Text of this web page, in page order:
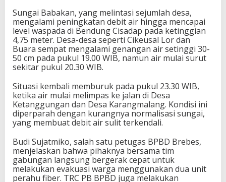
Sungai Babakan, yang melintasi sejumlah desa,
mengalami peningkatan debit air hingga mencapai
level waspada di Bendung Cisadap pada ketinggian
4,75 meter. Desa-desa seperti Cikeusal Lor dan
Buara sempat mengalami genangan air setinggi 30-
50 cm pada pukul 19.00 WIB, namun air mulai surut
sekitar pukul 20.30 WIB.
Situasi kembali memburuk pada pukul 23.30 WIB,
ketika air mulai melimpas ke jalan di Desa
Ketanggungan dan Desa Karangmalang. Kondisi ini
diperparah dengan kurangnya normalisasi sungai,
yang membuat debit air sulit terkendali.
Budi Sujatmiko, salah satu petugas BPBD Brebes,
menjelaskan bahwa pihaknya bersama tim
gabungan langsung bergerak cepat untuk
melakukan evakuasi warga menggunakan dua unit
perahu fiber. TRC PB BPBD juga melakukan